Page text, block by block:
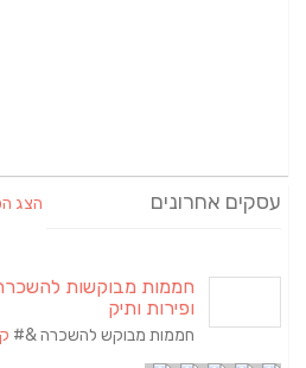
עסקים אחרונים הצג
חממות מבוקשות
ופירות ותיק
חממות מבוקש להשכרה &#